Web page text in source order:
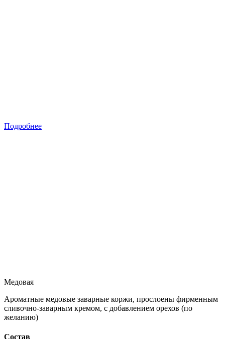
Подробнее
Медовая
Ароматные медовые заварные коржи, прослоены фирменным
сливочно-заварным кремом, с добавлением орехов (по
желанию)
Состав